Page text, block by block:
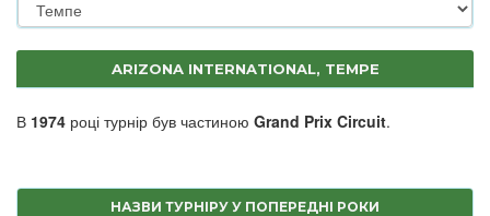
ARIZONA INTERNATIONAL, TEMPE
В 1974 році турнір був частиною Grand Prix Circuit.
НАЗВИ ТУРНІРУ У ПОПЕРЕДНІ РОКИ